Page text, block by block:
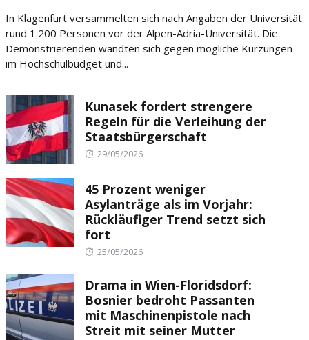
In Klagenfurt versammelten sich nach Angaben der Universität
rund 1.200 Personen vor der Alpen-Adria-Universität. Die
Demonstrierenden wandten sich gegen mögliche Kürzungen
im Hochschulbudget und...
Kunasek fordert strengere
Regeln für die Verleihung der
Staatsbürgerschaft
Posted
29/05/2026
45 Prozent weniger
Asylanträge als im Vorjahr:
Rückläufiger Trend setzt sich
fort
Posted
25/05/2026
Drama in Wien-Floridsdorf:
Bosnier bedroht Passanten
mit Maschinenpistole nach
Streit mit seiner Mutter